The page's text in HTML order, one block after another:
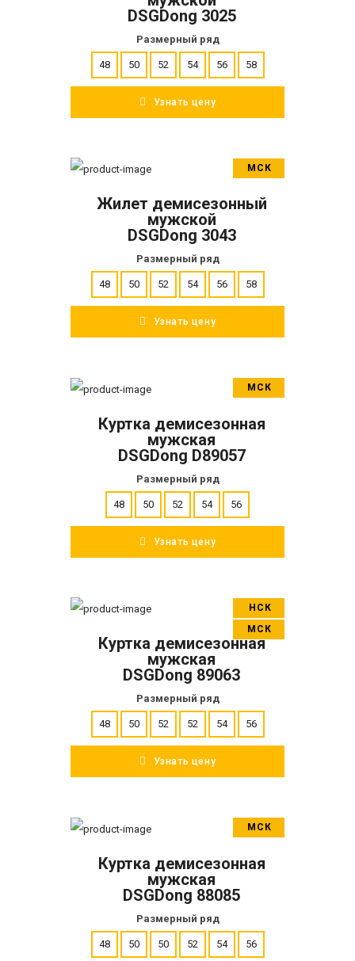
DSGDong 3025
Размерный ряд
48 50 52 54 56 58
Узнать цену
МСК
ПОДРОБНЕЕ
Жилет демисезонный
мужской
DSGDong 3043
Размерный ряд
48 50 52 54 56 58
Узнать цену
МСК
ПОДРОБНЕЕ
Куртка демисезонная
мужская
DSGDong D89057
Размерный ряд
48 50 52 54 56
Узнать цену
НСК
МСК
ПОДРОБНЕЕ
Куртка демисезонная
мужская
DSGDong 89063
Размерный ряд
48 50 52 52 54 56
Узнать цену
МСК
ПОДРОБНЕЕ
Куртка демисезонная
мужская
DSGDong 88085
Размерный ряд
48 50 50 52 54 56